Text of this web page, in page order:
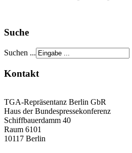
Suche
Suchen ...
Kontakt
TGA-Repräsentanz Berlin GbR
Haus der Bundespressekonferenz
Schiffbauerdamm 40
Raum 6101
10117 Berlin